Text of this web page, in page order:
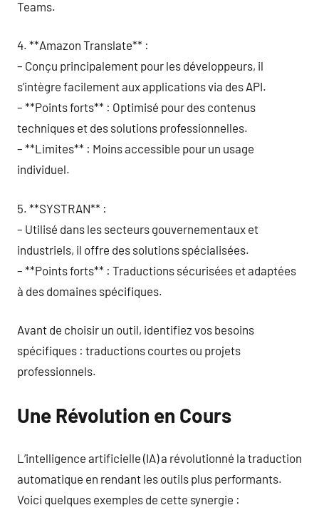
Teams.
4. **Amazon Translate** :
– Conçu principalement pour les développeurs, il
s’intègre facilement aux applications via des API.
– **Points forts** : Optimisé pour des contenus
techniques et des solutions professionnelles.
– **Limites** : Moins accessible pour un usage
individuel.
5. **SYSTRAN** :
– Utilisé dans les secteurs gouvernementaux et
industriels, il offre des solutions spécialisées.
– **Points forts** : Traductions sécurisées et adaptées
à des domaines spécifiques.
Avant de choisir un outil, identifiez vos besoins
spécifiques : traductions courtes ou projets
professionnels.
Une Révolution en Cours
L’intelligence artificielle (IA) a révolutionné la traduction
automatique en rendant les outils plus performants.
Voici quelques exemples de cette synergie :